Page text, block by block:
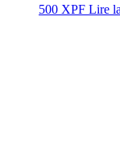
500 XPF Lire